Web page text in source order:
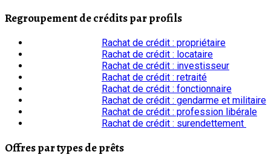
Regroupement de crédits par profils
Rachat de crédit : propriétaire
Rachat de crédit : locataire
Rachat de crédit : investisseur
Rachat de crédit : retraité
Rachat de crédit : fonctionnaire
Rachat de crédit : gendarme et militaire
Rachat de crédit : profession libérale
Rachat de crédit : surendettement
Offres par types de prêts